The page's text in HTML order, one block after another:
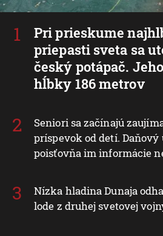
Pri prieskume
priepasti sveta sa
český potápač.
hĺbky 186 metrov
Seniori sa začínajú
príspevok od detí. Daňový
poisťovňa im informácie
Nízka hladina Dunaja
lode z druhej svetovej